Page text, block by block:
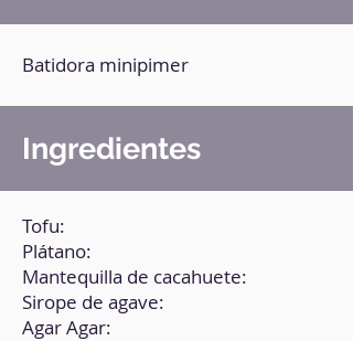
Batidora minipimer
Ingredientes
Tofu:
Plátano:
Mantequilla de cacahuete:
Sirope de agave:
Agar Agar: